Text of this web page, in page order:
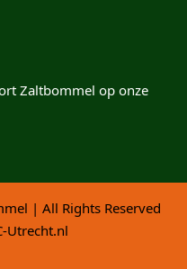
Zaltbommel op onze
| All Rights Reserved
Utrecht.nl